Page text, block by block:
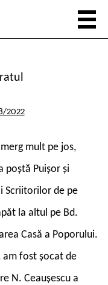
2022
mult pe jos,
poștă Puișor și
Scriitorilor de pe
la altul pe Bd.
Casă a Poporului.
am fost șocat de
N. Ceaușescu a